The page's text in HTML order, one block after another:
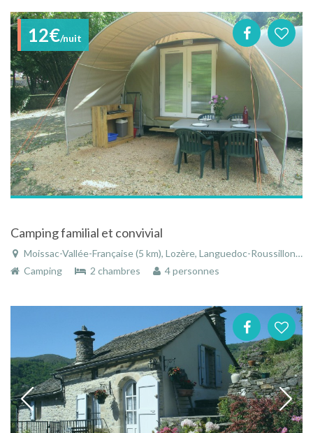
12€/nuit
Camping familial et convivial
Moissac-Vallée-Française (5 km), Lozère, Languedoc-Roussillon, Occitanie, France
Camping
2 chambres 4 personnes